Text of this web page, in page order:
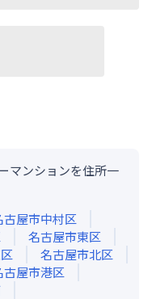
マンションを住所一
古屋市中村区
名古屋市東区
名古屋市北区
古屋市港区